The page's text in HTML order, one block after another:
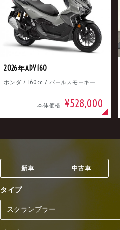
2026年ADV160
ホンダ / 160cc / パールスモーキーグレー
本体価格 ¥528,000
新車 中古車
タイプ